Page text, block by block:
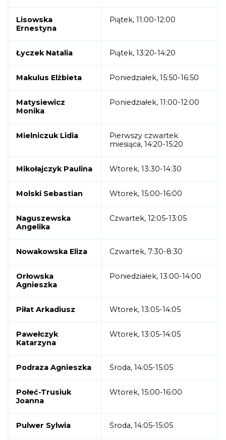
Lisowska
Ernestyna
Piątek, 11:00-12:00
Łyczek Natalia Piątek, 13:20-14:20
Makulus Elżbieta Poniedziałek, 15:50-16:50
Matysiewicz
Monika
Poniedziałek, 11:00-12:00
Mielniczuk Lidia
Pierwszy czwartek
miesiąca, 14:20-15:20
Mikołajczyk Paulina Wtorek, 13:30-14:30
Molski Sebastian Wtorek, 15:00-16:00
Naguszewska
Angelika
Czwartek, 12:05-13:05
Nowakowska Eliza Czwartek, 7:30-8:30
Orłowska
Agnieszka
Poniedziałek, 13:00-14:00
Piłat Arkadiusz Wtorek, 13:05-14:05
Pawełczyk
Katarzyna
Wtorek, 13:05-14:05
Podraza Agnieszka Środa, 14:05-15:05
Połeć-Trusiuk
Joanna
Wtorek, 15:00-16:00
Pulwer Sylwia Środa, 14:05-15:05